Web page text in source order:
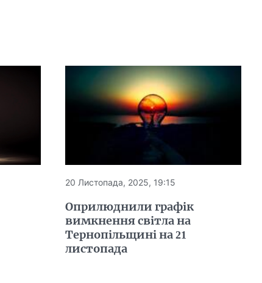
20 Листопада, 2025, 19:15
Оприлюднили графік
вимкнення світла на
Тернопільщині на 21
листопада